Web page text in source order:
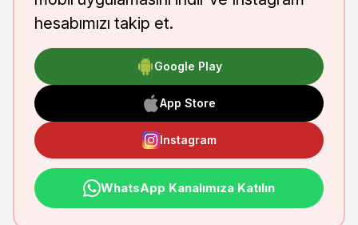
hesabımızı takip et.
Google Play
App Store
Instagram
WhatsApp Kanalımıza Katılın